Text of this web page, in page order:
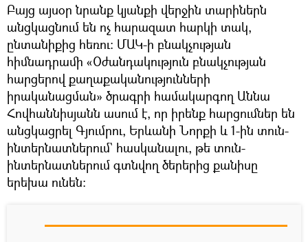
Բայց այսօր նրանք կյանքի վերջին տարիներն
անցկացնում են ոչ հարազատ հարկի տակ,
ընտանիքից հեռու: ՄԱԿ-ի բնակչության
հիմնադրամի «Օժանդակություն բնակչության
հարցերով քաղաքականությունների
իրականացման» ծրագրի համակարգող Աննա
Հովհաննիսյանն ասում է, որ իրենք հարցումներ են
անցկացրել Գյումրու, Երևանի Նորքի և 1-ին տուն-
ինտերնատներում` հասկանալու, թե տուն-
ինտերնատներում գտնվող ծերերից քանիսը
երեխա ունեն: